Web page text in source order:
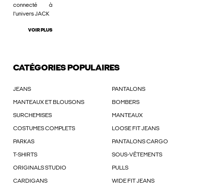
connecté à
l'univers JACK
VOIR PLUS
CATÉGORIES POPULAIRES
JEANS PANTALONS
MANTEAUX ET BLOUSONS BOMBERS
SURCHEMISES MANTEAUX
COSTUMES COMPLETS LOOSE FIT JEANS
PARKAS PANTALONS CARGO
T-SHIRTS SOUS-VÊTEMENTS
ORIGINALS STUDIO PULLS
CARDIGANS WIDE FIT JEANS